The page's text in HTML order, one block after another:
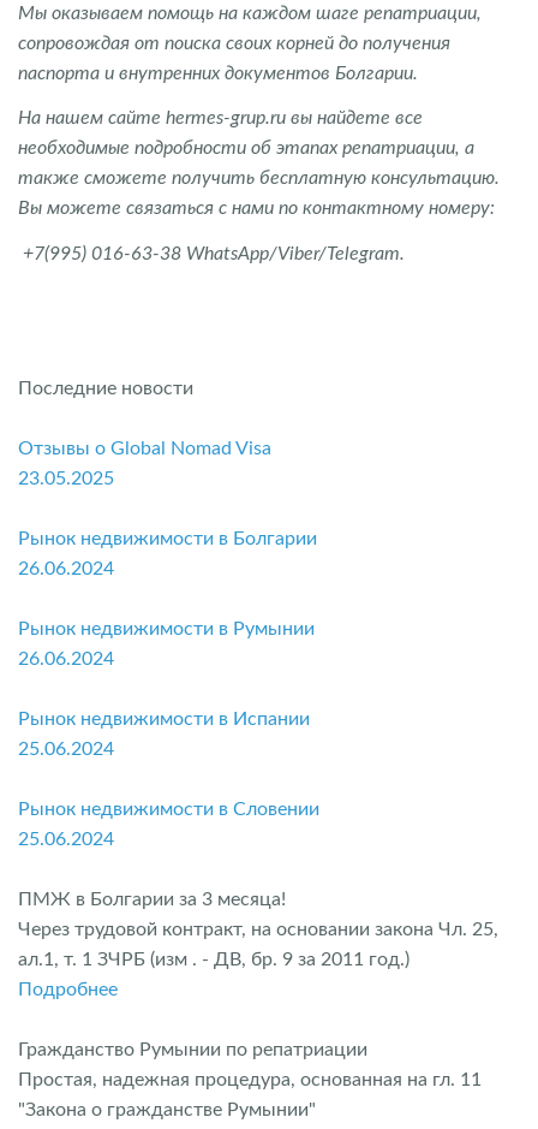
Мы оказываем помощь на каждом шаге репатриации,
сопровождая от поиска своих корней до получения
паспорта и внутренних документов Болгарии.
На нашем сайте hermes-grup.ru вы найдете все
необходимые подробности об этапах репатриации, а
также сможете получить бесплатную консультацию.
Вы можете связаться с нами по контактному номеру:
+7(995) 016-63-38 WhatsApp/Viber/Telegram.
Последние новости
Отзывы о Global Nomad Visa
23.05.2025
Рынок недвижимости в Болгарии
26.06.2024
Рынок недвижимости в Румынии
26.06.2024
Рынок недвижимости в Испании
25.06.2024
Рынок недвижимости в Словении
25.06.2024
ПМЖ в Болгарии за 3 месяца!
Через трудовой контракт, на основании закона Чл. 25,
ал.1, т. 1 ЗЧРБ (изм . - ДВ, бр. 9 за 2011 год.)
Подробнее
Гражданство Румынии по репатриации
Простая, надежная процедура, основанная на гл. 11
"Закона о гражданстве Румынии"